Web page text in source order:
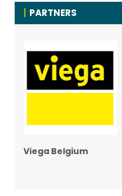
PARTNERS
Viega Belgium